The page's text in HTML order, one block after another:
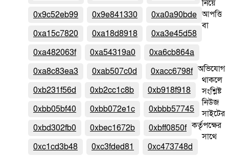
0x9c52eb99
0x9e841330
0xa0a90bde
0xa15c7820
0xa18d8918
0xa3e45d58
0xa482063f
0xa54319a0
0xa6cb864a
0xa8c83ea3
0xab507c0d
0xacc6798f
0xb231f56d
0xb2cc1c8b
0xb918f918
0xbb05bf40
0xbb072e1c
0xbbb57745
0xbd302fb0
0xbec1672b
0xbff0850f
0xc1cd3b48
0xc3fded81
0xc473748d
নিয়ে
আপত্তি
বা
অভিযোগ
থাকলে
সংশ্লিষ্ট
নিউজ
সাইটের
কর্তৃপক্ষের
সাথে